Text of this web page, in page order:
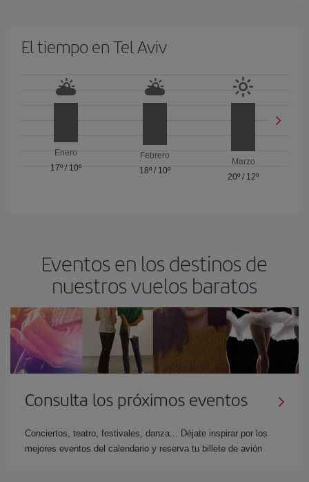
El tiempo en Tel Aviv
Enero
17º/ 10º
Febrero
18º/ 10º
Marzo
20º / 12º
Eventos en los destinos de
nuestros vuelos baratos
Consulta los próximos eventos
Conciertos, teatro, festivales, danza... Déjate inspirar por los
mejores eventos del calendario y reserva tu billete de avión